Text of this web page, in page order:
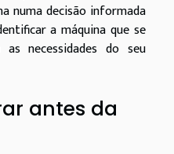
numa decisão informada
a máquina que se
necessidades do seu
antes da